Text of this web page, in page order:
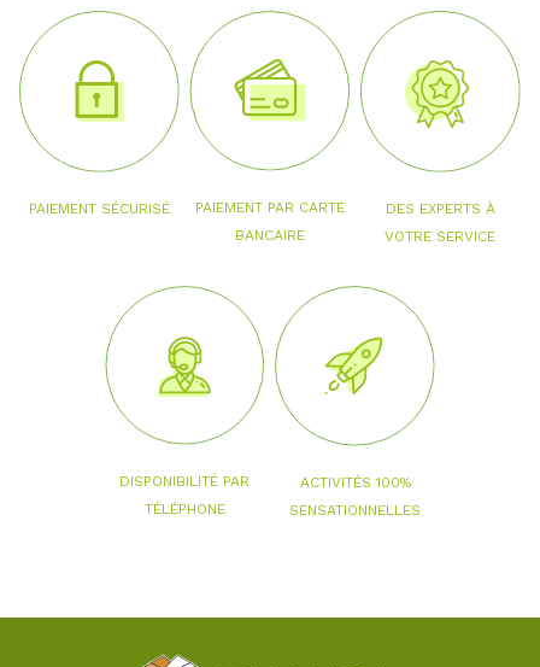
PAIEMENT SÉCURISÉ
PAIEMENT PAR CARTE
BANCAIRE
DES EXPERTS À
VOTRE SERVICE
DISPONIBILITÉ PAR
TÉLÉPHONE
ACTIVITÉS 100%
SENSATIONNELLES